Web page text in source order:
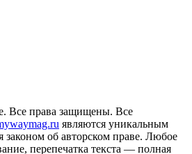
Все права защищены. Все
являются уникальным
законом об авторском праве. Любое
перепечатка текста — полная